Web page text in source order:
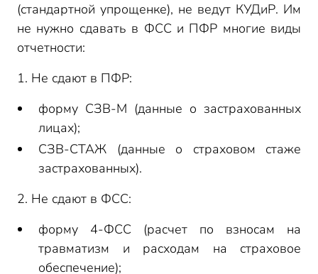
(стандартной упрощенке), не ведут КУДиР. Им
не нужно сдавать в ФСС и ПФР многие виды
отчетности:
1. Не сдают в ПФР:
форму СЗВ-М (данные о застрахованных
лицах);
СЗВ-СТАЖ (данные о страховом стаже
застрахованных).
2. Не сдают в ФСС:
форму 4-ФСС (расчет по взносам на
травматизм и расходам на страховое
обеспечение);